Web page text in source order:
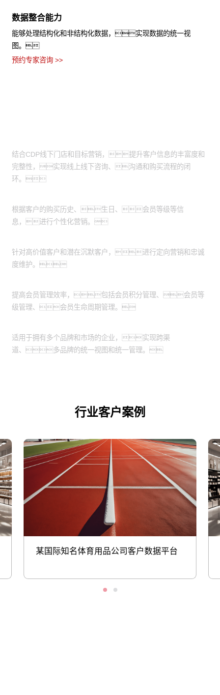
数据整合能力
能够处理结构化和非结构化数据，实现数据的统一视
图。
预约专家咨询 >>
结合CDP线下门店和目标营销，提升客户信息的丰富度和
完整性，实现线上线下咨询、沟通和购买流程的闭
环。
根据客户的购买历史、生日、会员等级等信
息，进行个性化营销。
针对高价值客户和潜在沉默客户，进行定向营销和忠诚
度维护。
提高会员管理效率，包括会员积分管理、会员等
级管理、会员生命周期管理。
适用于拥有多个品牌和市场的企业，实现跨渠
道、多品牌的统一视图和统一管理。
行业客户案例
某国际知名体育用品公司客户数据平台